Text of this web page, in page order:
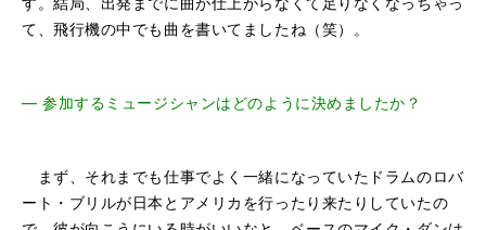
て、飛行機の中でも曲を書いてましたね（笑）。
―参加するミュージシャンはどのように決めましたか？
まず、それまでも仕事でよく一緒になっていたドラムのロバ
ート・ブリルが日本とアメリカを行ったり来たりしていたの